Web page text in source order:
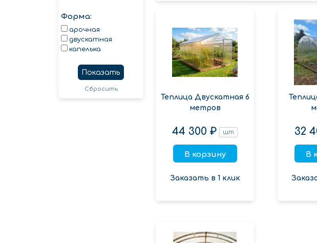
Форма:
арочная
двускатная
капелька
Показать
Сбросить
Теплица Двускатная 6
метров
44 300 ₽ шт
В корзину
Заказать в 1 клик
32
В